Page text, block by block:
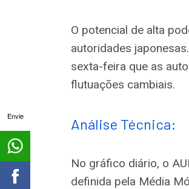
O potencial de alta
autoridades
sexta-feira que as
flutuações cambiais.
Análise Técnica:
No gráfico diário, o
definida pela Média
Envie